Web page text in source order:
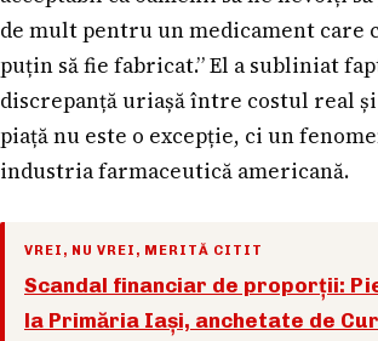
de mult pentru un medicament care
puțin să fie fabricat.” El a subliniat
discrepanță uriașă între costul real
piață nu este o excepție, ci un
industria farmaceutică americană.
VREI, NU VREI, MERITĂ CITIT
Scandal financiar de proporții:
la Primăria Iași, anchetate de